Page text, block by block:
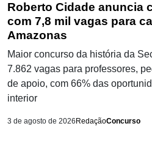
Roberto Cidade anuncia
com 7,8 mil vagas para
Amazonas
Maior concurso da história da
7.862 vagas para professores,
de apoio, com 66% das
interior
3 de agosto de 2026 RedaçãoConcurso